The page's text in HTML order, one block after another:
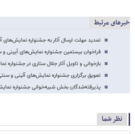
خبرهای مرتبط
تمدید مهلت ارسال آثار به جشنواره نمایش‌های
فراخوان بیستمین جشنواره نمایش‌های آیینی
بازخوانی و تاویل آثار جلال ستاری در جشنواره
تعویق برگزاری جشنواره نمایش‌های آئینی و
پذیرفته‌شدگان بخش شبیه‌خوانی جشنواره
نظر شما